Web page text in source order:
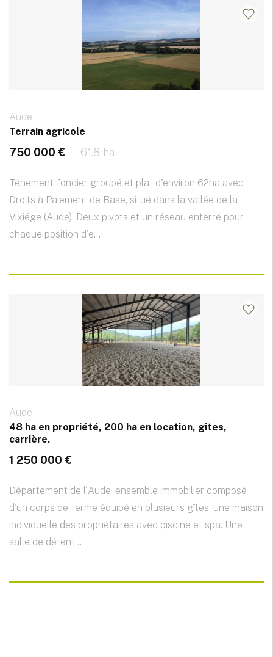
Aude
Terrain agricole
750 000 € 61.8 ha
Ténement foncier groupé et plat d'environ 62ha avec
Droits à Paiement de Base, situé dans la vallée de la
Vixiége (Aude). Deux pivots et un réseau enterré pour
chaque position d'e...
Aude
48 ha en propriété, 200 ha en location, gîtes,
carrière.
1 250 000 €
Département de l'Aude, ensemble immobilier composé
d'un corps de ferme équipé en plusieurs gîtes, une maison
individuelle des propriétaires avec piscine et spa. Une
salle de détent...